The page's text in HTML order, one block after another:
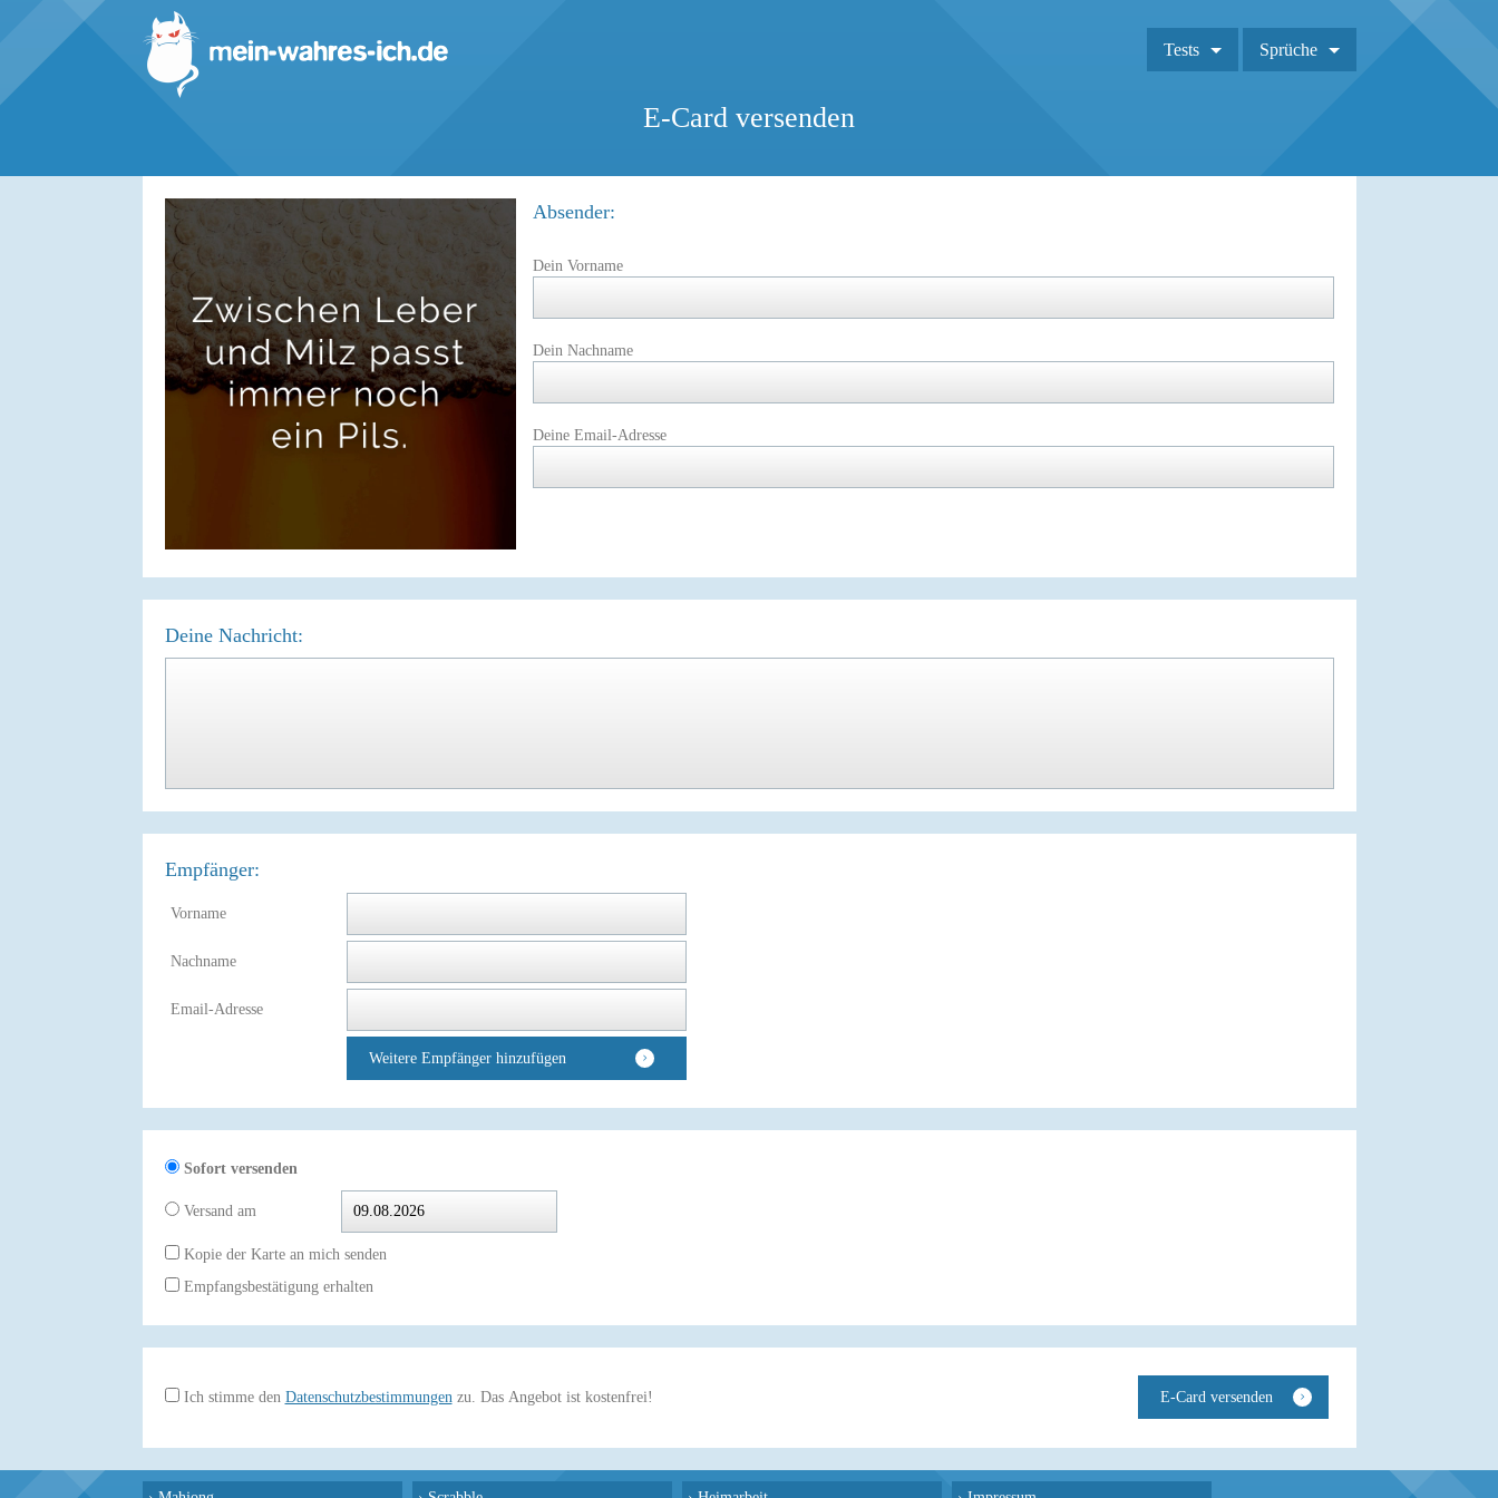
Tests Sprüche
E-Card versenden
Absender:
Dein Vorname
Dein Nachname
Deine Email-Adresse
Deine Nachricht:
Empfänger:
Vorname
Nachname
Email-Adresse
Weitere Empfänger hinzufügen
Sofort versenden
Versand am
Kopie der Karte an mich senden
Empfangsbestätigung erhalten
Ich stimme den Datenschutzbestimmungen zu. Das Angebot ist kostenfrei!